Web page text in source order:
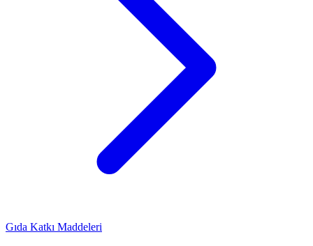
Gıda Katkı Maddeleri